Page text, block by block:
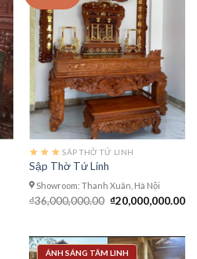
SÂP THỜ TỨ LINH
Sập Thờ Tứ Linh
Showroom: Thanh Xuân, Hà Nội
₫36,000,000.00 Giá
₫20,000,000.00
ÁNH SÁNG TÂM LINH